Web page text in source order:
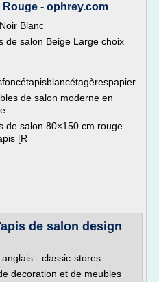
- ophrey.com
Blanc
de salon Beige Large choix
de salon moderne en
de salon 80×150 cm rouge
[R
de salon design
- classic-stores
decoration et de meubles